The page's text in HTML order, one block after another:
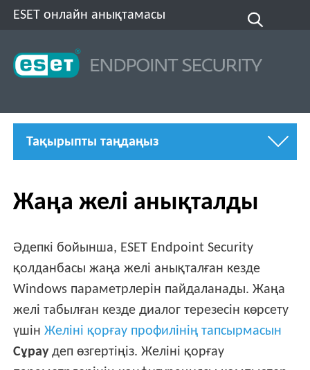
ESET онлайн анықтамасы
Тақырыпты таңдаңыз
Жаңа желі анықталды
Әдепкі бойынша, ESET Endpoint Security
қолданбасы жаңа желі анықталған кезде
Windows параметрлерін пайдаланады. Жаңа
желі табылған кезде диалог терезесін көрсету
үшінЖеліні қорғау профилінің тапсырмасын
Сұраудеп өзгертіңіз. Желіні қорғау